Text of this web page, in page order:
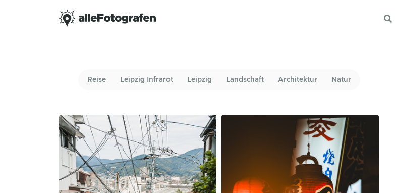
Reise Leipzig Infrarot Leipzig Landschaft Architektur Natur